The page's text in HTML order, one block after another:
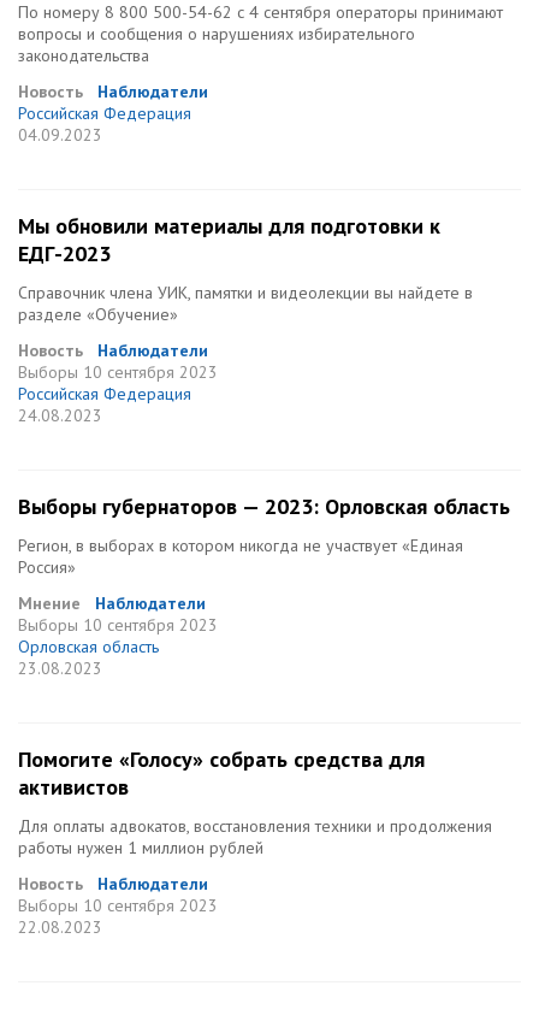
По номеру 8 800 500-54-62 с 4 сентября операторы принимают
вопросы и сообщения о нарушениях избирательного
законодательства
Новость
Наблюдатели
Российская Федерация
04.09.2023
Мы обновили материалы для подготовки к
ЕДГ-2023
Справочник члена УИК, памятки и видеолекции вы найдете в
разделе «Обучение»
Новость
Наблюдатели
Выборы 10 сентября 2023
Российская Федерация
24.08.2023
Выборы губернаторов — 2023: Орловская область
Регион, в выборах в котором никогда не участвует «Единая
Россия»
Мнение
Наблюдатели
Выборы 10 сентября 2023
Орловская область
23.08.2023
Помогите «Голосу» собрать средства для
активистов
Для оплаты адвокатов, восстановления техники и продолжения
работы нужен 1 миллион рублей
Новость
Наблюдатели
Выборы 10 сентября 2023
22.08.2023